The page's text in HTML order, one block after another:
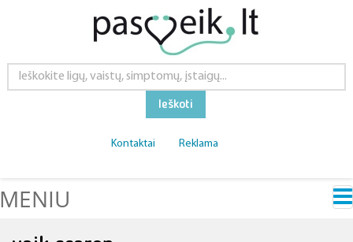
Ieškoti
Kontaktai Reklama
MENIU